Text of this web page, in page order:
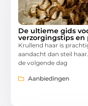
De ultieme gids
verzorgingstips en
Krullend haar is
aandacht dan steil
de volgende dag
Aanbiedingen